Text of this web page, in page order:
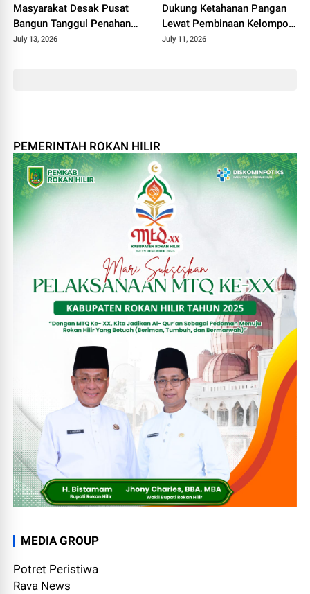
Masyarakat Desak Pusat
Bangun Tanggul Penahan
Gelombang
July 13, 2026
Dukung Ketahanan Pangan
Lewat Pembinaan Kelompok
Tani Tunas Harapan Maju
July 11, 2026
PEMERINTAH ROKAN HILIR
MEDIA GROUP
Potret Peristiwa
Rava News